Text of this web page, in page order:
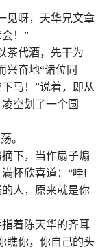
呀，天华兄文章
！”
代酒，先干为
兴奋地“诸位同
马！”说着，即从
空划了一个圆
。
下，当作扇子煽
怀欣喜道：“哇!
人，原来就是你
着陈天华的齐耳
瞧你，你自己的头